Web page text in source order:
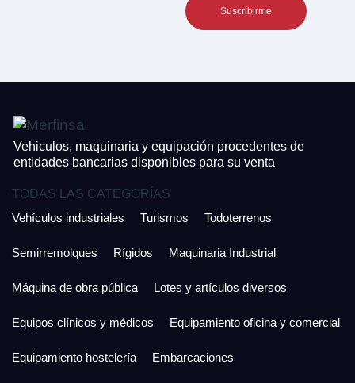
Vehiculos, maquinaria y equipación procedentes de
entidades bancarias disponibles para su venta
TODAS LAS CATEGORÍAS
Vehículos industriales
Turismos Todoterrenos
Semirremolques Rígidos Maquinaria Industrial
Máquina de obra pública Lotes y artículos diversos
Equipos clínicos y médicos Equipamiento oficina y comercial
Equipamiento hostelería Embarcaciones
Acepto la Política de Privacidad y las Condiciones de Uso.
continuación confirma que estás de acuerdo con ambas.